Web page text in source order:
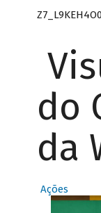
do
da
Ações